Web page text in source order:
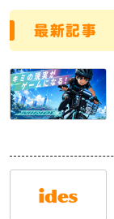
最新記事